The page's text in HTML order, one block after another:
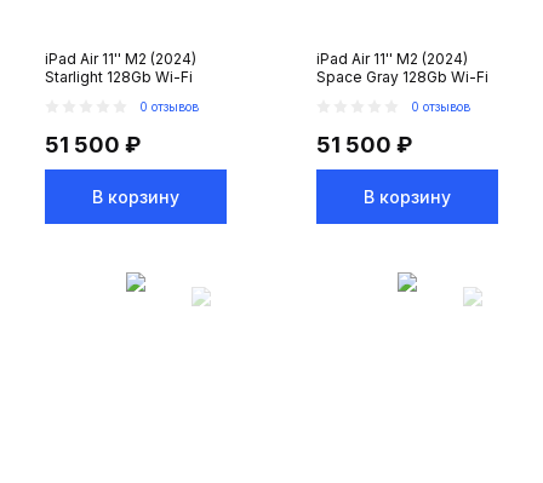
iPad Air 11'' M2 (2024)
Starlight 128Gb Wi-Fi
0 отзывов
51 500 ₽
В корзину
iPad Air 11'' M2 (2024)
Space Gray 128Gb Wi-Fi
0 отзывов
51 500 ₽
В корзину